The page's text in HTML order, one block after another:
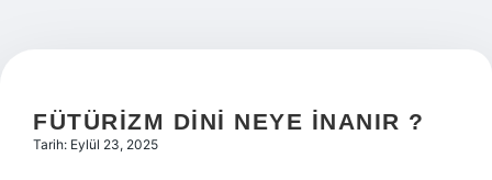
FÜTÜRIZM DINI NEYE INANIR ?
Tarih: Eylül 23, 2025